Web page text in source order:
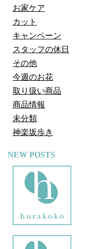
お家ケア
カット
キャンペーン
スタッフの休日
その他
今週のお花
取り扱い商品
商品情報
未分類
神楽坂歩き
NEW POSTS